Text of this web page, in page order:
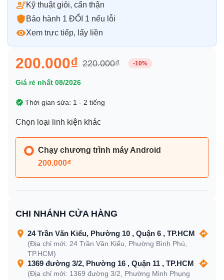
Kỹ thuật giỏi, cẩn thận
Bảo hành 1 ĐỔI 1 nếu lỗi
Xem trực tiếp, lấy liền
200.000₫ 220.000₫ -10%
Giá rẻ nhất 08/2026
Thời gian sửa: 1 - 2 tiếng
Chọn loại linh kiện khác
Chạy chương trình máy Android
200.000₫
CHI NHÁNH CỬA HÀNG
24 Trần Văn Kiểu, Phường 10 , Quận 6 , TP.HCM
(Địa chỉ mới: 24 Trần Văn Kiểu, Phường Bình Phú,
TP.HCM)
1369 đường 3/2, Phường 16 , Quận 11 , TP.HCM
(Địa chỉ mới: 1369 đường 3/2, Phường Minh Phụng